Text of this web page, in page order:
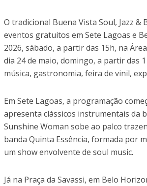
O tradicional Buena Vista Soul, Jazz &
eventos gratuitos em Sete Lagoas e
2026, sábado, a partir das 15h, na
dia 24 de maio, domingo, a partir das
música, gastronomia, feira de vinil,
Em Sete Lagoas, a programação
apresenta clássicos instrumentais da
Sunshine Woman sobe ao palco
banda Quinta Essência, formada por
um show envolvente de soul music.
Já na Praça da Savassi, em Belo